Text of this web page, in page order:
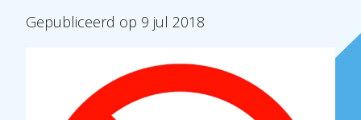
Gepubliceerd op 9 jul 2018